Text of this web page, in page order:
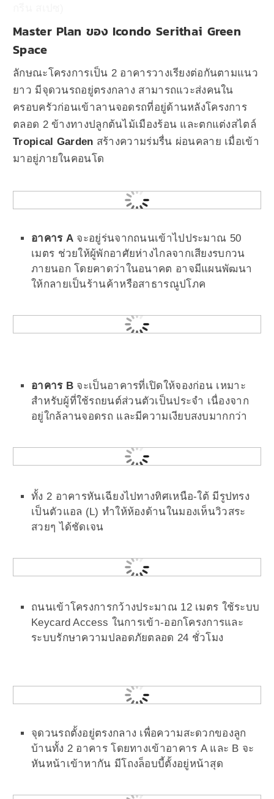
Master Plan ของ Icondo Serithai Green
Space
ลักษณะโครงการเป็น 2 อาคารวางเรียงต่อกันตามแนว
ยาว มีจุดวนรถอยู่ตรงกลาง สามารถแวะส่งคนใน
ครอบครัวก่อนเข้าลานจอดรถที่อยู่ด้านหลังโครงการ
ตลอด 2 ข้างทางปลูกต้นไม้เมืองร้อน และตกแต่งสไตล์
Tropical Garden สร้างความร่มรื่น ผ่อนคลาย เมื่อเข้า
มาอยู่ภายในคอนโด
อาคาร A จะอยู่ร่นจากถนนเข้าไปประมาณ 50
เมตร ช่วยให้ผู้พักอาศัยห่างไกลจากเสียงรบกวน
ภายนอก โดยคาดว่าในอนาคต อาจมีแผนพัฒนา
ให้กลายเป็นร้านค้าหรือสาธารณูปโภค
อาคาร B จะเป็นอาคารที่เปิดให้จองก่อน เหมาะ
สำหรับผู้ที่ใช้รถยนต์ส่วนตัวเป็นประจำ เนื่องจาก
อยู่ใกล้ลานจอดรถ และมีความเงียบสงบมากกว่า
ทั้ง 2 อาคารหันเฉียงไปทางทิศเหนือ-ใต้ มีรูปทรง
เป็นตัวแอล (L) ทำให้ห้องด้านในมองเห็นวิวสระ
สวยๆ ได้ชัดเจน
ถนนเข้าโครงการกว้างประมาณ 12 เมตร ใช้ระบบ
Keycard Access ในการเข้า-ออกโครงการและ
ระบบรักษาความปลอดภัยตลอด 24 ชั่วโมง
จุดวนรถตั้งอยู่ตรงกลาง เพื่อความสะดวกของลูก
บ้านทั้ง 2 อาคาร โดยทางเข้าอาคาร A และ B จะ
หันหน้าเข้าหากัน มีโถงล็อบบี้ตั้งอยู่หน้าสุด